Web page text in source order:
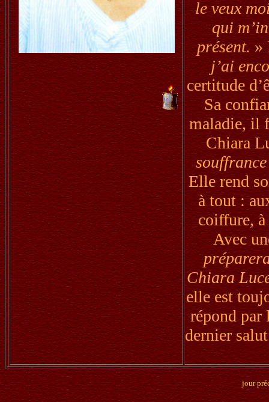
le veux
qui
présent.»
j’ai
certitude
Sa
maladie, il
Chiara
Elle rend
à tout :
coiffure,
Avec
Chiara
elle est
répond
dernier
jour